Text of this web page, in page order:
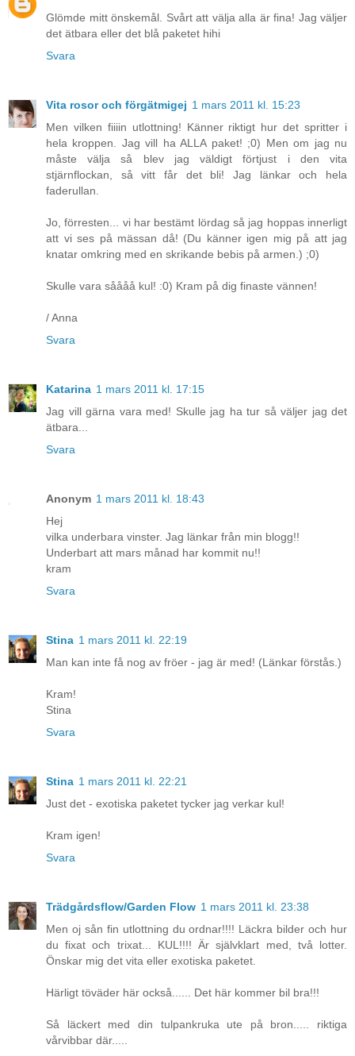
Glömde mitt önskemål. Svårt att välja alla är fina! Jag väljer
det ätbara eller det blå paketet hihi
Svara
Vita rosor och förgätmigej 1 mars 2011 kl. 15:23
Men vilken fiiiin utlottning! Känner riktigt hur det spritter i
hela kroppen. Jag vill ha ALLA paket! ;0) Men om jag nu
måste välja så blev jag väldigt förtjust i den vita
stjärnflockan, så vitt får det bli! Jag länkar och hela
faderullan.
Jo, förresten... vi har bestämt lördag så jag hoppas innerligt
att vi ses på mässan då! (Du känner igen mig på att jag
knatar omkring med en skrikande bebis på armen.) ;0)
Skulle vara såååå kul! :0) Kram på dig finaste vännen!
/ Anna
Svara
Katarina 1 mars 2011 kl. 17:15
Jag vill gärna vara med! Skulle jag ha tur så väljer jag det
ätbara...
Svara
Anonym 1 mars 2011 kl. 18:43
Hej
vilka underbara vinster. Jag länkar från min blogg!!
Underbart att mars månad har kommit nu!!
kram
Svara
Stina 1 mars 2011 kl. 22:19
Man kan inte få nog av fröer - jag är med! (Länkar förstås.)
Kram!
Stina
Svara
Stina 1 mars 2011 kl. 22:21
Just det - exotiska paketet tycker jag verkar kul!
Kram igen!
Svara
Trädgårdsflow/Garden Flow 1 mars 2011 kl. 23:38
Men oj sån fin utlottning du ordnar!!!! Läckra bilder och hur
du fixat och trixat... KUL!!!! Är självklart med, två lotter.
Önskar mig det vita eller exotiska paketet.
Härligt töväder här också...... Det här kommer bil bra!!!
Så läckert med din tulpankruka ute på bron..... riktiga
vårvibbar där.....